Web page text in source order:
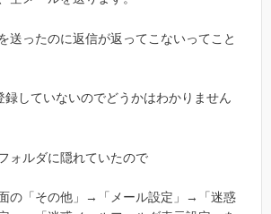
送ったのに返信が返ってこないってこと
していないのでどうかはわかりません
ォルダに隠れていたので
の「その他」→「メール設定」→「迷惑